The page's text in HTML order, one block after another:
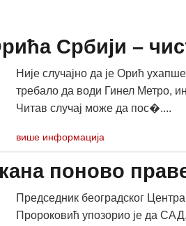
Србији –
Није случајно да је Орић
требало да води Гинел Метро,
Читав случај може да пос�....
више информација
поново
Председник београдског
Пророковић упозорио је да САД,